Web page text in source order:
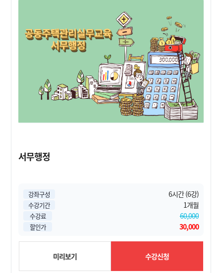
서무행정
강좌구성 6시간 (6강)
수강기간 1개월
수강료 60,000
할인가 30,000
미리보기 수강신청